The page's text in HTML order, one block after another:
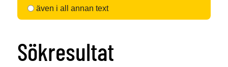
även i all annan text
Sökresultat